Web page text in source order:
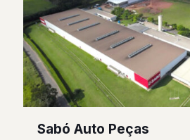
Sabó Auto Peças